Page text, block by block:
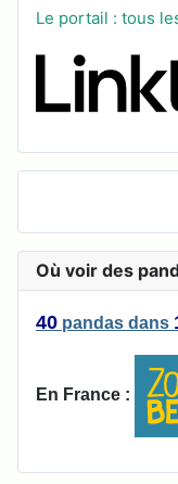
Le portail : tous
Où voir des
40 pandas dans
En France :